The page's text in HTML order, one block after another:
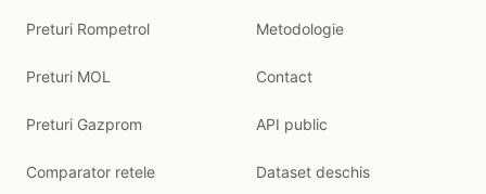
Preturi Rompetrol
Preturi MOL
Preturi Gazprom
Comparator retele
Metodologie
Contact
API public
Dataset deschis